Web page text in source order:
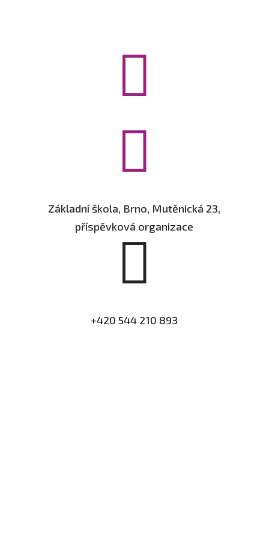


Základní škola, Brno, Mutěnická 23,
příspěvková organizace

+420 544 210 893